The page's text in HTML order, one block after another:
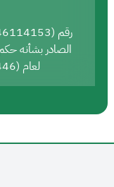
لعام (1446)هـ القاضي بتأييد الحكم برفض الدعوى